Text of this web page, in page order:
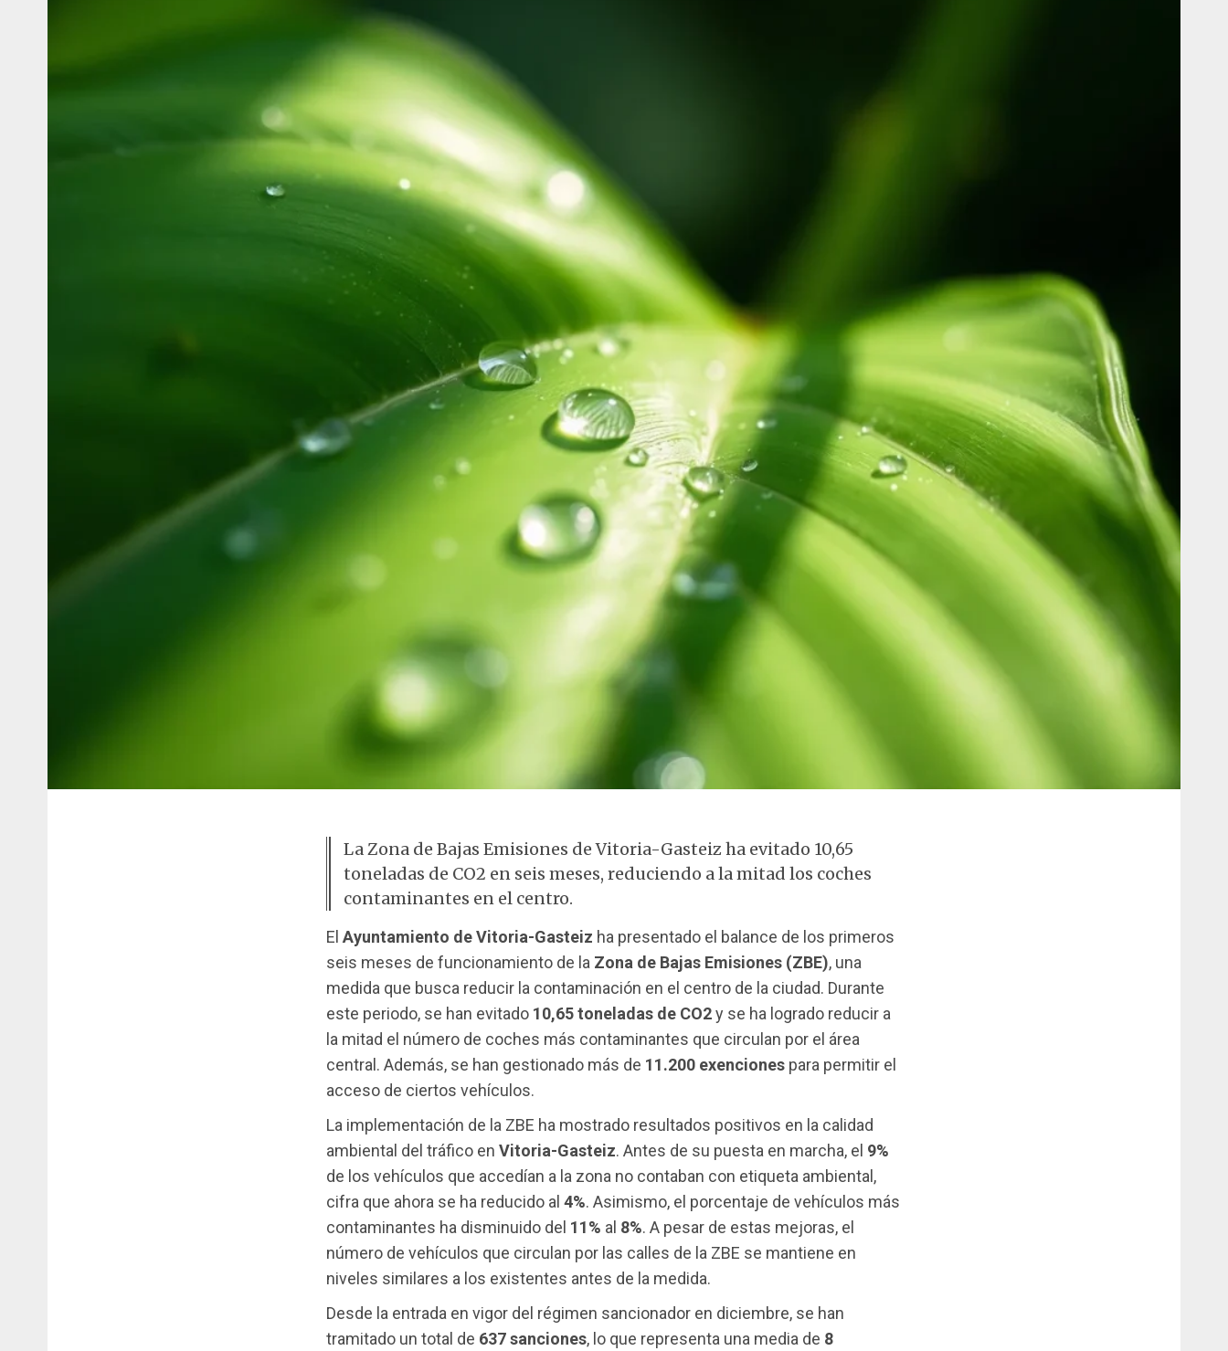
La Zona de Bajas Emisiones de Vitoria-Gasteiz ha evitado 10,65
toneladas de CO2 en seis meses, reduciendo a la mitad los coches
contaminantes en el centro.
El Ayuntamiento de Vitoria-Gasteiz ha presentado el balance de los primeros
seis meses de funcionamiento de la Zona de Bajas Emisiones (ZBE), una
medida que busca reducir la contaminación en el centro de la ciudad. Durante
este periodo, se han evitado 10,65 toneladas de CO2y se ha logrado reducir a
la mitad el número de coches más contaminantes que circulan por el área
central. Además, se han gestionado más de 11.200 exenciones para permitir el
acceso de ciertos vehículos.
La implementación de la ZBE ha mostrado resultados positivos en la calidad
ambiental del tráfico en Vitoria-Gasteiz. Antes de su puesta en marcha, el 9%
de los vehículos que accedían a la zona no contaban con etiqueta ambiental,
cifra que ahora se ha reducido al 4%. Asimismo, el porcentaje de vehículos más
contaminantes ha disminuido del 11% al 8%. A pesar de estas mejoras, el
número de vehículos que circulan por las calles de la ZBE se mantiene en
niveles similares a los existentes antes de la medida.
Desde la entrada en vigor del régimen sancionador en diciembre, se han
tramitado un total de 637 sanciones, lo que representa una media de 8